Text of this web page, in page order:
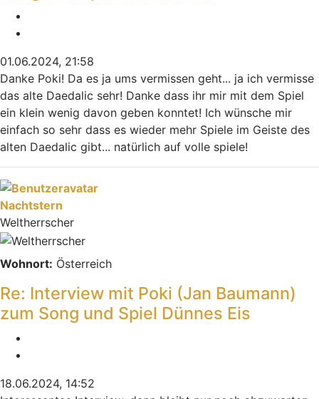
01.06.2024, 21:58
Danke Poki! Da es ja ums vermissen geht... ja ich vermisse
das alte Daedalic sehr! Danke dass ihr mir mit dem Spiel
ein klein wenig davon geben konntet! Ich wünsche mir
einfach so sehr dass es wieder mehr Spiele im Geiste des
alten Daedalic gibt... natürlich auf volle spiele!
Nachtstern
Weltherrscher
Wohnort: Österreich
Re: Interview mit Poki (Jan Baumann)
zum Song und Spiel Dünnes Eis
18.06.2024, 14:52